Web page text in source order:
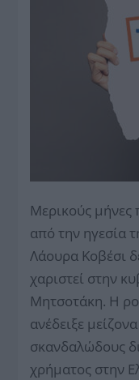
Μερικούς
από την ηγεσία
Λάουρα Κοβέσι
χαριστεί στην
Μητσοτάκη. Η
ανέδειξε
σκανδαλώδους
χρήματος στην